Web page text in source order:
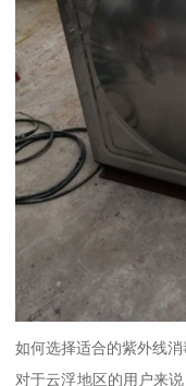
如何选择适合的紫外线消
对于云浮地区的用户来